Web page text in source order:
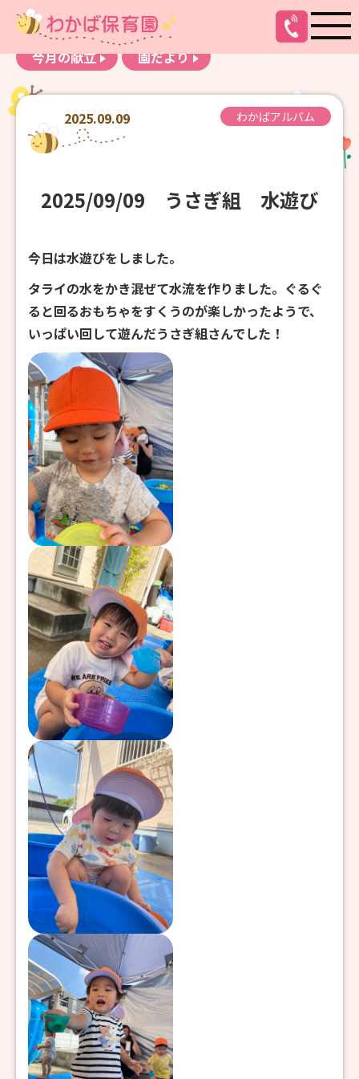
お知らせ
わかばアルバム
今月の献立
園だより
2025.09.09 わかばアルバム
2025/09/09 うさぎ組 水遊び
今日は水遊びをしました。
タライの水をかき混ぜて水流を作りました。ぐるぐ
ると回るおもちゃをすくうのが楽しかったようで、
いっぱい回して遊んだうさぎ組さんでした！